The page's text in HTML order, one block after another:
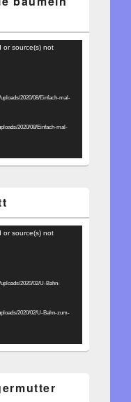
or source(s) not
2020/08/Einfach-mal-
2020/08/Einfach-mal-
or source(s) not
2020/02/U-Bahn-
2020/02/U-Bahn-zum-